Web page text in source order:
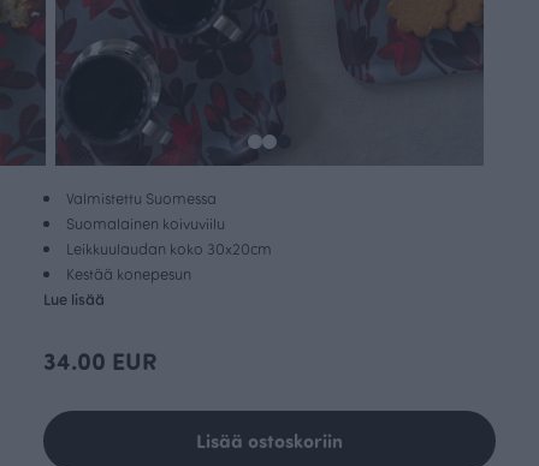
Valmistettu Suomessa
Suomalainen koivuviilu
Leikkuulaudan koko 30x20cm
Kestää konepesun
Lue lisää
34.00 EUR
Lisää ostoskoriin